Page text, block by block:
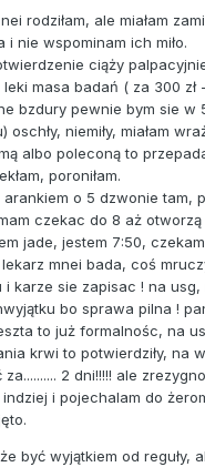
rodziłam, ale miałam
nie wspominam ich miło.
ciąży
masa badań ( za 300 zł
bzdury pewnie bym sie w
niemiły, miałam
albo poleconą to
poroniłam.
arankiem o 5 dzwonie tam,
czekac do 8 aż
jade, jestem 7:50,
lekarz mnei bada, coś
karze sie zapisac ! na usg,
bo sprawa pilna !
reszta to już formalnośc, na
krwi to potwierdziły, na
2 dni!!!!! ale
indziej i pojechalam do
być wyjątkiem od reguły,